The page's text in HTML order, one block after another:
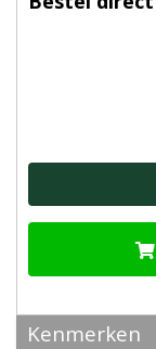
Kenmerken